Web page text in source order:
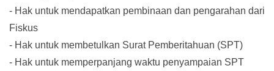
- Hak untuk mendapatkan pembinaan dan pengarahan dari
Fiskus
- Hak untuk membetulkan Surat Pemberitahuan (SPT)
- Hak untuk memperpanjang waktu penyampaian SPT